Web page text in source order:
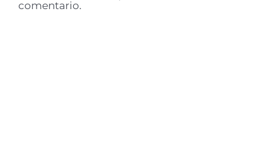
comentario.